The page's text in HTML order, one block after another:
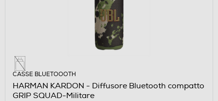
CASSE BLUETOOOTH
HARMAN KARDON - Diffusore Bluetooth compatto
GRIP SQUAD-Militare